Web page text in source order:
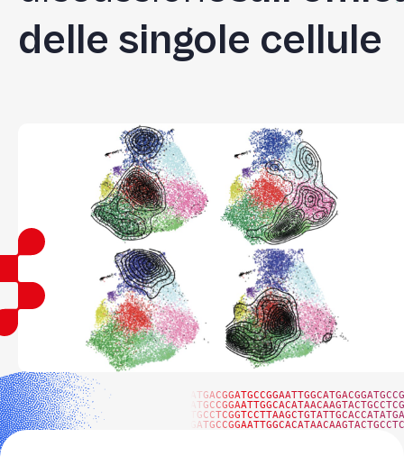
delle singole cellule